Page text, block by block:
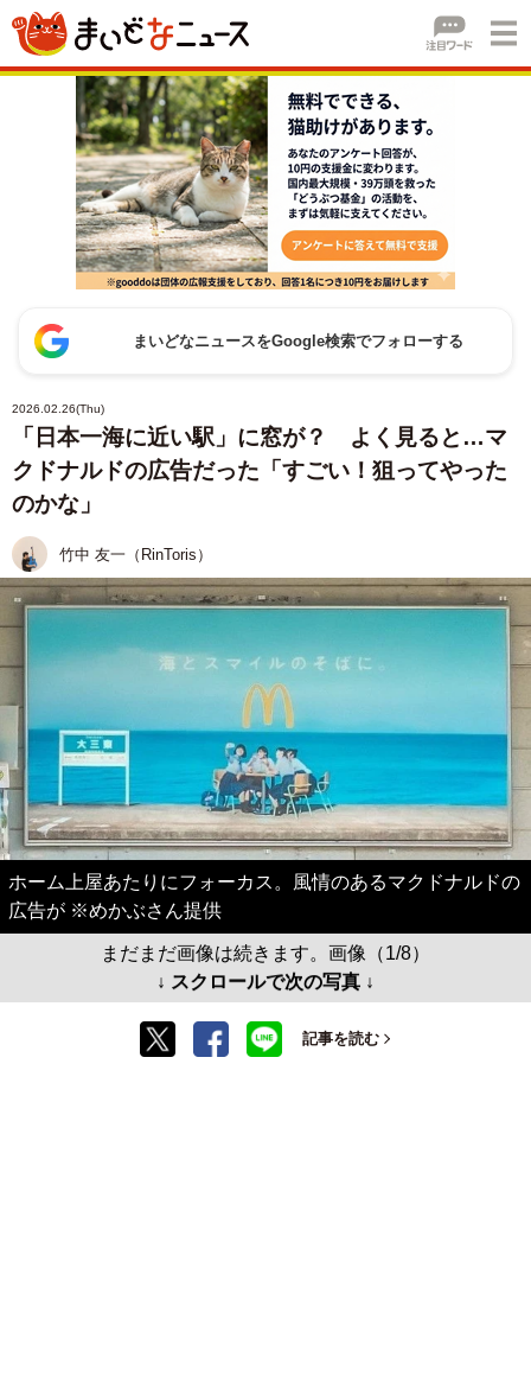
まいどなニュースをGoogle検索でフォローする
2026.02.26(Thu)
「日本一海に近い駅」に窓が？ よく見ると…マ
クドナルドの広告だった「すごい！狙ってやった
のかな」
竹中 友一（RinToris）
ホーム上屋あたりにフォーカス。風情のあるマクドナルドの
広告が ※めかぶさん提供
まだまだ画像は続きます。画像（1/8）
↓ スクロールで次の写真 ↓
記事を読む